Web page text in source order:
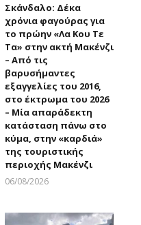
Σκάνδαλο: Δέκα
χρόνια φαγούρας για
το πρώην «Λα Κου Τε
Τα» στην ακτή Μακένζι
– Από τις
βαρυσήμαντες
εξαγγελίες του 2016,
στο έκτρωμα του 2026
– Μία απαράδεκτη
κατάσταση πάνω στο
κύμα, στην «καρδιά»
της τουριστικής
περιοχής Μακένζι
06/08/2026